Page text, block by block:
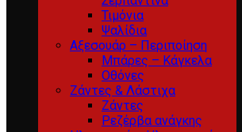
Τιμόνια
Ψαλίδια
Αξεσουάρ – Περιποίηση
Μπάρες – Κάγκελα
Οθόνες
Ζάντες & Λάστιχα
Ζάντες
Ρεζέρβα ανάγκης